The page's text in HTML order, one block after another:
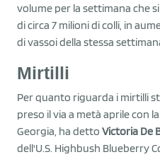
volume per la settimana che
di circa 7 milioni di colli, in
di vassoi della stessa
Mirtilli
Per quanto riguarda i mirtilli
preso il via a metà aprile con
Georgia, ha detto Victoria De
dell'U.S. Highbush Blueberry